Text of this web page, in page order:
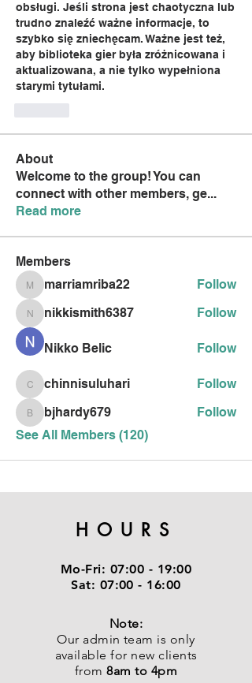
obsługi. Jeśli strona jest chaotyczna lub
trudno znaleźć ważne informacje, to
szybko się zniechęcam. Ważne jest też,
aby biblioteka gier była zróżnicowana i
aktualizowana, a nie tylko wypełniona
starymi tytułami.
About
Welcome to the group! You can
connect with other members, ge...
Read more
Members
marriamriba22
marriamriba22 Follow
nikkismith6387
nikkismith6387 Follow
Nikko Belic Follow
chinnisuluhari
chinnisuluhari Follow
bjhardy679
bjhardy679
Follow
See All Members (120)
HOURS
Mo-Fri: 07:00 - 19:00
Sat: 07:00 - 16:00
Note:
Our admin team is only
available for new clients
from 8am to 4pm